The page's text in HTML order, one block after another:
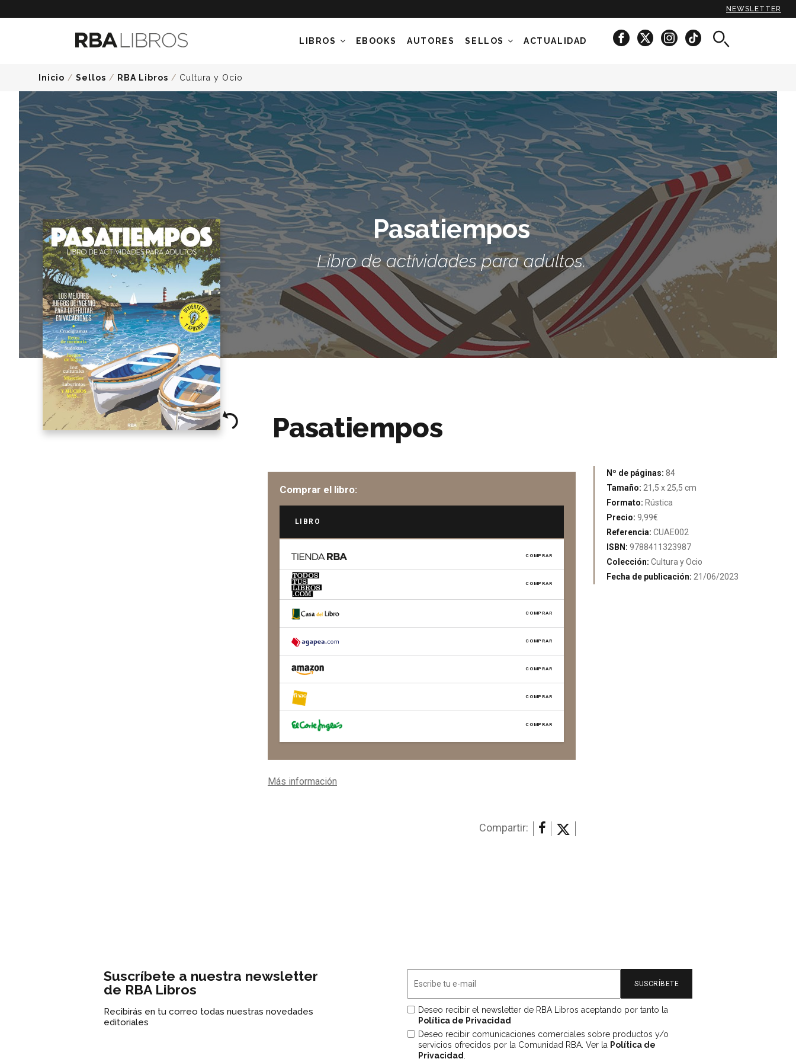
NEWSLETTER
LIBROS EBOOKS AUTORES SELLOS ACTUALIDAD
Inicio / Sellos / RBA Libros / Cultura y Ocio
Pasatiempos
Libro de actividades para adultos.
Pasatiempos
Comprar el libro:
LIBRO
COMPRAR
COMPRAR
COMPRAR
COMPRAR
COMPRAR
COMPRAR
COMPRAR
Nº de páginas:84
Tamaño: 21,5 x 25,5 cm
Formato: Rústica
Precio:9,99€
Referencia:CUAE002
ISBN:9788411323987
Colección:Cultura y Ocio
Fecha de publicación: 21/06/2023
Más información
Compartir:
Suscríbete a nuestra newsletter
de RBA Libros
Recibirás en tu correo todas nuestras novedades
editoriales
Deseo recibir el newsletter de RBA Libros aceptando por tanto la
Política de Privacidad
Deseo recibir comunicaciones comerciales sobre productos y/o
servicios ofrecidos por la Comunidad RBA. Ver la Política de
Privacidad